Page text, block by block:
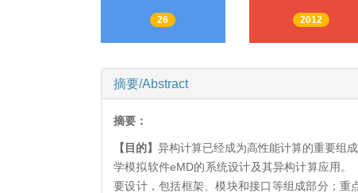
26 2012
摘要/Abstract
摘要：
【目的】异构计算已经成为高性能计算的重要组
学模拟软件eMD的系统设计及其异构计算应用。
要设计，包括框架、模块和接口等组成部分；重